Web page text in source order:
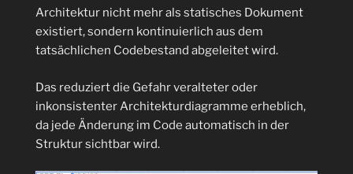
Architektur nicht mehr als statisches Dokument
existiert, sondern kontinuierlich aus dem
tatsächlichen Codebestand abgeleitet wird.
Das reduziert die Gefahr veralteter oder
inkonsistenter Architekturdiagramme erheblich,
da jede Änderung im Code automatisch in der
Struktur sichtbar wird.